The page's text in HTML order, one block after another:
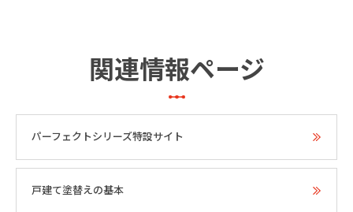
関連情報ページ
パーフェクトシリーズ特設サイト
戸建て塗替えの基本